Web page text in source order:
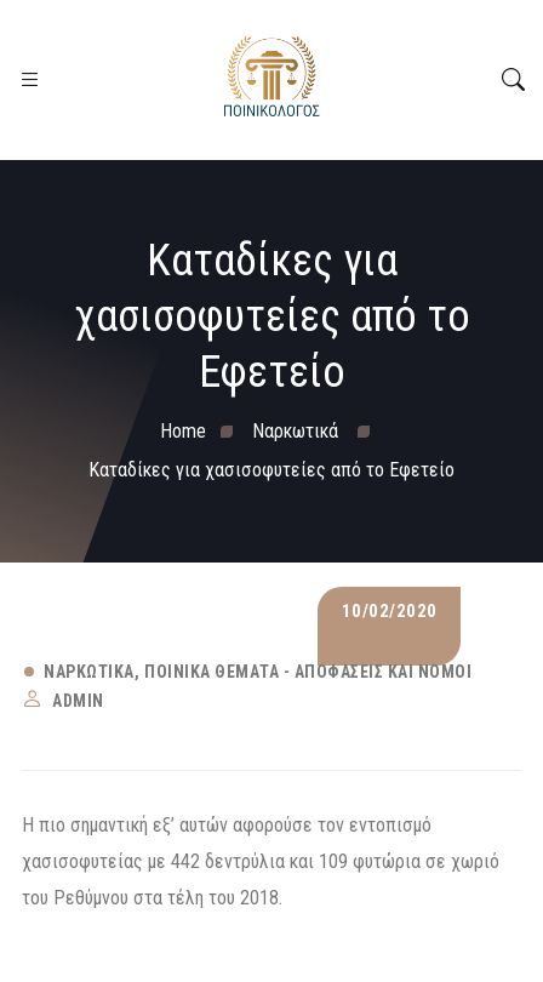
Καταδίκες για
χασισοφυτείες από το
Εφετείο
Home
Ναρκωτικά
Καταδίκες για χασισοφυτείες από το Εφετείο
10/02/2020
ΝΑΡΚΩΤΙΚΆ
ΠΟΙΝΙΚΆ ΘΈΜΑΤΑ - ΑΠΟΦΆΣΕΙΣ ΚΑΙ ΝΌΜΟΙ
ADMIN
Η πιο σημαντική εξ’ αυτών αφορούσε τον εντοπισμό
χασισοφυτείας με 442 δεντρύλια και 109 φυτώρια σε χωριό
του Ρεθύμνου στα τέλη του 2018.